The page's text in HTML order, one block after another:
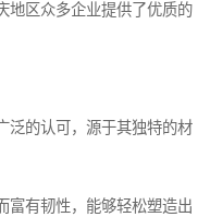
地区众多企业提供了优质的
泛的认可，源于其独特的材
富有韧性，能够轻松塑造出